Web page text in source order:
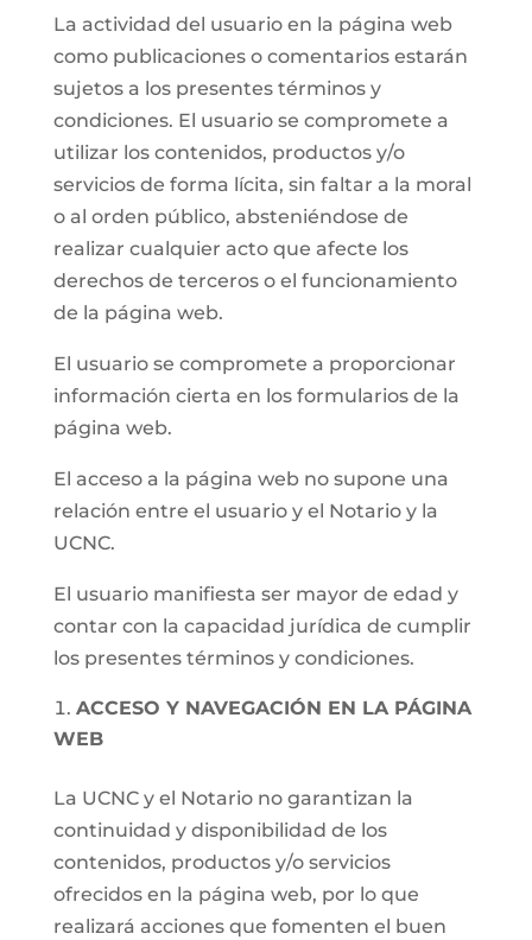
La actividad del usuario en la página web
como publicaciones o comentarios estarán
sujetos a los presentes términos y
condiciones. El usuario se compromete a
utilizar los contenidos, productos y/o
servicios de forma lícita, sin faltar a la moral
o al orden público, absteniéndose de
realizar cualquier acto que afecte los
derechos de terceros o el funcionamiento
de la página web.
El usuario se compromete a proporcionar
información cierta en los formularios de la
página web.
El acceso a la página web no supone una
relación entre el usuario y el Notario y la
UCNC.
El usuario manifiesta ser mayor de edad y
contar con la capacidad jurídica de cumplir
los presentes términos y condiciones.
ACCESO Y NAVEGACIÓN EN LA PÁGINA
WEB
La UCNC y el Notario no garantizan la
continuidad y disponibilidad de los
contenidos, productos y/o servicios
ofrecidos en la página web, por lo que
realizará acciones que fomenten el buen